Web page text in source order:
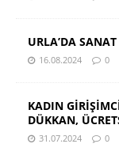
URLA’DA
16.08.2024 0
KADIN
DÜKKAN,
31.07.2024 0